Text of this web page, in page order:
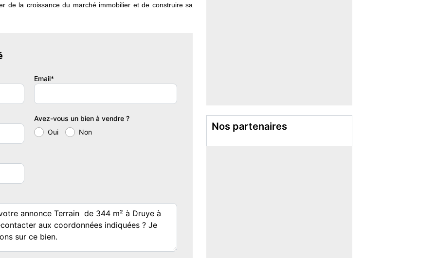
de la croissance du marché immobilier et de construire sa
pour réaliser vos rêves et investir dans le cadre de vie idéal.
avec nos partenaires fonciers pour des maisons
disponibilité.
disponibilités et autorisation de publicité et sélectionné par
neuve avec un contrat de construction de maison
12/1990. Assurances et garanties du constructeur (RC
garantie de remboursement de l'acompte, livraison à prix
Thérèse et René Planiol 37540 Saint-Cyr-sur-Loire
Email*
Avez-vous un bien à vendre ?
Oui
Non Nos partenaires